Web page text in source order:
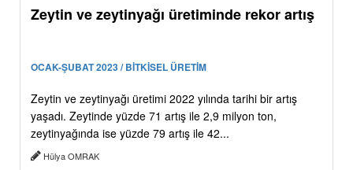
Zeytin ve zeytinyağı üretiminde rekor artış
OCAK-ŞUBAT 2023 / BİTKİSEL ÜRETİM
Zeytin ve zeytinyağı üretimi 2022 yılında tarihi bir artış
yaşadı. Zeytinde yüzde 71 artış ile 2,9 milyon ton,
zeytinyağında ise yüzde 79 artış ile 42...
Hülya OMRAK